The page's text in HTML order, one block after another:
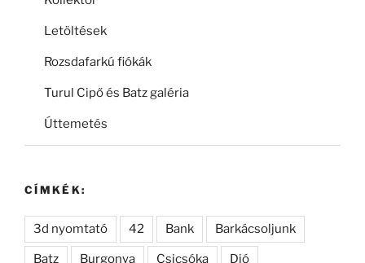
Letöltések
Rozsdafarkú fiókák
Turul Cipő és Batz galéria
Úttemetés
CÍMKÉK:
3d nyomtató 42 Bank Barkácsoljunk
Batz Burgonya Csicsóka Dió